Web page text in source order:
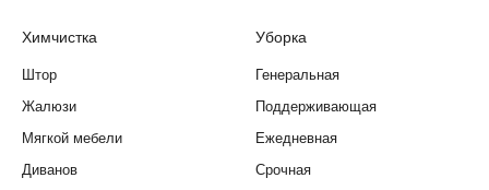
Химчистка
Штор
Жалюзи
Мягкой мебели
Диванов
Уборка
Генеральная
Поддерживающая
Ежедневная
Срочная